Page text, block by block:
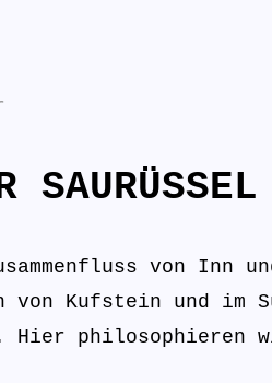
von Inn
Kufstein und im
philosophieren